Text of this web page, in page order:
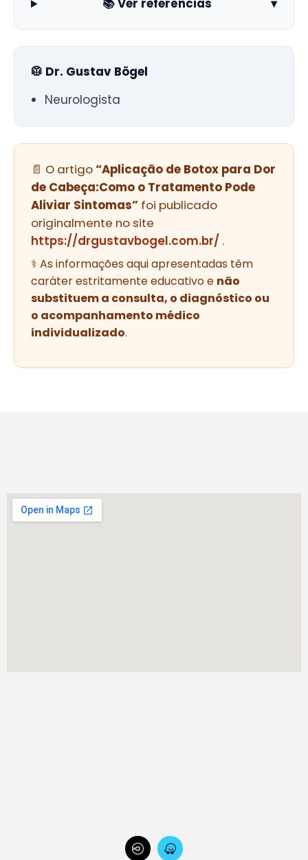
📚 Ver referências ▾
🥼 Dr. Gustav Bögel
Neurologista
📄 O artigo“Aplicação de Botox para Dor
de Cabeça:Como o Tratamento Pode
Aliviar Sintomas” foi publicado
originalmente no site
https://drgustavbogel.com.br/ .
⚕️ As informações aqui apresentadas têm
caráter estritamente educativo e não
substituem a consulta, o diagnóstico ou
o acompanhamento médico
individualizado.